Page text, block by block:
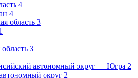
4
4
область 3
1
3
автономный округ — Югра 2
округ 2